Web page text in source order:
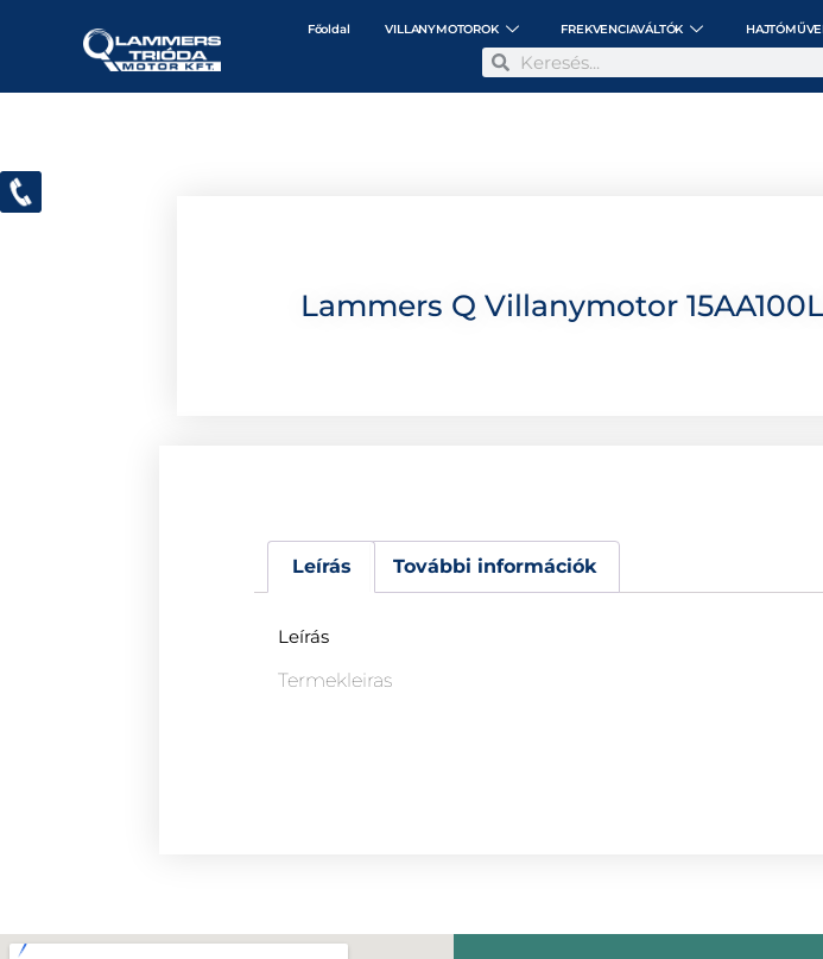
Főoldal VILLANYMOTOROK FREKVENCIAVÁLTÓK
Lammers Q Villanymotor
Leírás További információk
Leírás
Termekleiras